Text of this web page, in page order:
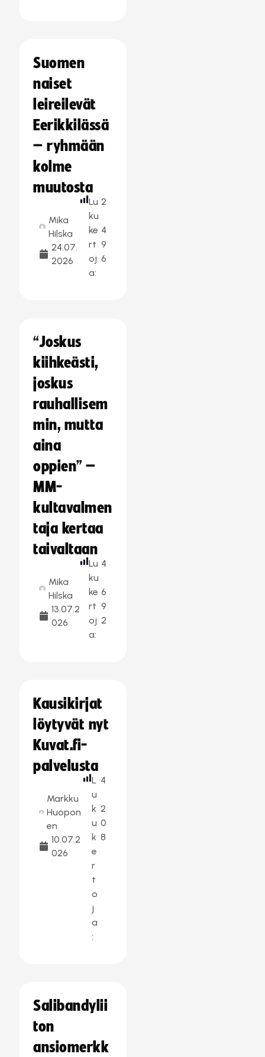
Suomen
naiset
leireilevät
Eerikkilässä
– ryhmään
kolme
muutosta
Mika
Hilska
24.07.
2026
Lu
ku
ke
rt
oj
a:
2
4
9
6
“Joskus
kiihkeästi,
joskus
rauhallisem
min, mutta
aina
oppien” –
MM-
kultavalmen
taja kertaa
taivaltaan
Mika
Hilska
13.07.2
026
Lu
ku
ke
rt
oj
a:
4
6
9
2
Kausikirjat
löytyvät nyt
Kuvat.fi-
palvelusta
Markku
Huopon
en
10.07.2
026
L
u
k
u
k
e
r
t
o
j
a
:
4
2
0
8
Salibandylii
ton
ansiomerkk